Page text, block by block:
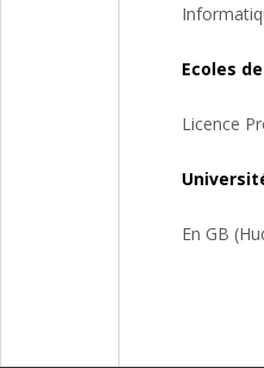
Ecoles
Licence
En GB